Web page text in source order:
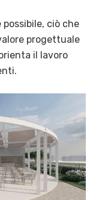
ciò che
progettuale
il lavoro